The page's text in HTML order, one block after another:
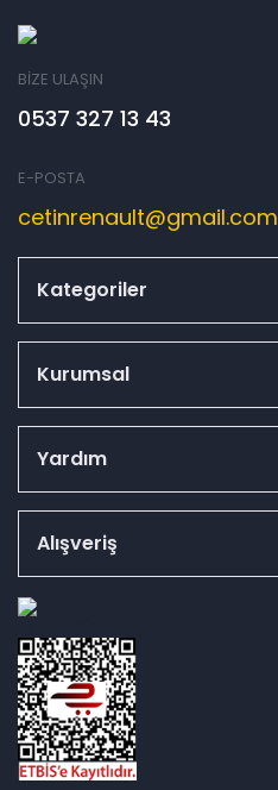
BİZE ULAŞIN
0537 327 13 43
E-POSTA
cetinrenault@gmail.com
Kategoriler
Kurumsal
Yardım
Alışveriş